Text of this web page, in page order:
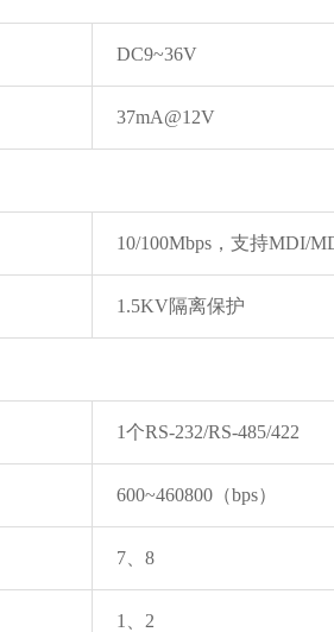
DC9~36V
37mA@12V
10/100Mbps，支持MDI/
1.5KV隔离保护
1个RS-232/RS-485/422
600~460800（bps）
7、8
1、2